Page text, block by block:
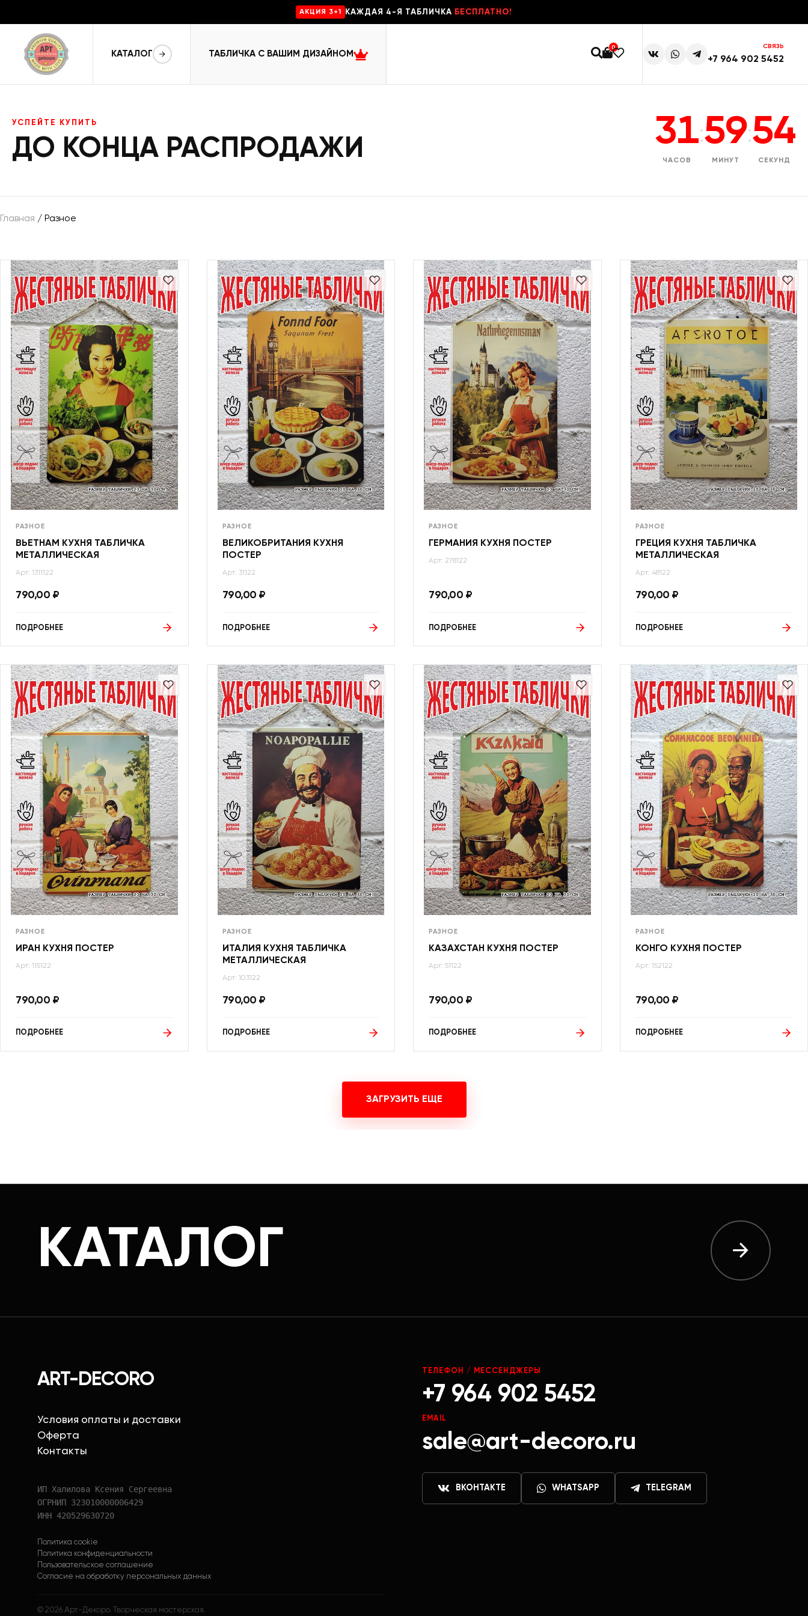
AKЦИЯ 3+1 КАЖДАЯ 4-Я ТАБЛИЧКА БЕСПЛАТНО!
КАТАЛОГ ТАБЛИЧКА С ВАШИМ ДИЗАЙНОМ
0 СВЯЗЬ
+7 964 902 5452
УСПЕЙТЕ КУПИТЬ
ДО КОНЦА РАСПРОДАЖИ 31
ЧАСОВ
:59
МИНУТ
:53
СЕКУНД
Главная / Разное
РАЗНОЕ
ВЬЕТНАМ КУХНЯ ТАБЛИЧКА
МЕТАЛЛИЧЕСКАЯ
Арт: 1311122
790,00 ₽
ПОДРОБНЕЕ
РАЗНОЕ
ВЕЛИКОБРИТАНИЯ КУХНЯ
ПОСТЕР
Арт: 31122
790,00 ₽
ПОДРОБНЕЕ
РАЗНОЕ
ГЕРМАНИЯ КУХНЯ ПОСТЕР
Арт: 278122
790,00 ₽
ПОДРОБНЕЕ
РАЗНОЕ
ГРЕЦИЯ КУХНЯ ТАБЛИЧКА
МЕТАЛЛИЧЕСКАЯ
Арт: 48122
790,00 ₽
ПОДРОБНЕЕ
РАЗНОЕ
ИРАН КУХНЯ ПОСТЕР
Арт: 115122
790,00 ₽
ПОДРОБНЕЕ
РАЗНОЕ
ИТАЛИЯ КУХНЯ ТАБЛИЧКА
МЕТАЛЛИЧЕСКАЯ
Арт: 103122
790,00 ₽
ПОДРОБНЕЕ
РАЗНОЕ
КАЗАХСТАН КУХНЯ ПОСТЕР
Арт: 51122
790,00 ₽
ПОДРОБНЕЕ
РАЗНОЕ
КОНГО КУХНЯ ПОСТЕР
Арт: 152122
790,00 ₽
ПОДРОБНЕЕ
ЗАГРУЗИТЬ ЕЩЕ
КАТАЛОГ
ART-DECORO
Условия оплаты и доставки
Оферта
Контакты
ИП Халилова Ксения Сергеевна
ОГРНИП 323010000006429
ИНН 420529630720
Политика cookie
Политика конфиденциальности
Пользовательское соглашение
Согласие на обработку персональных данных
© 2026 Арт-Декоро. Творческая мастерская.
ТЕЛЕФОН / МЕССЕНДЖЕРЫ
+7 964 902 5452
EMAIL
sale@art-decoro.ru
ВКОНТАКТЕ WHATSAPP TELEGRAM